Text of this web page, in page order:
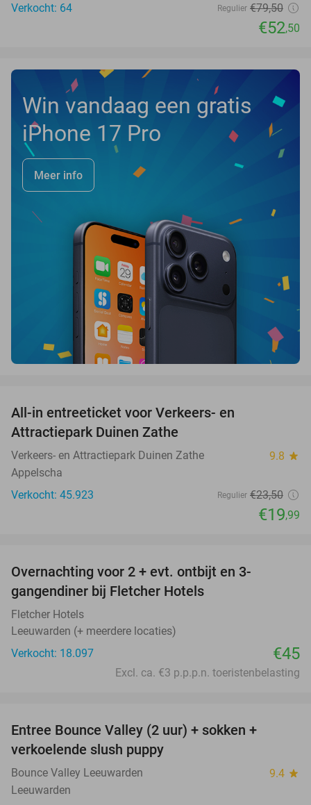
Verkocht: 64 Regulier €79,50
€52,50
Win vandaag een gratis
iPhone 17 Pro
Meer info
All-in entreeticket voor Verkeers- en
Attractiepark Duinen Zathe
Verkeers- en Attractiepark Duinen Zathe 9.8 star
Appelscha
Verkocht: 45.923
Regulier €23,50
€19,99
Overnachting voor 2 + evt. ontbijt en 3-
gangendiner bij Fletcher Hotels
Fletcher Hotels
Leeuwarden (+ meerdere locaties)
Verkocht: 18.097
€45
Excl. ca. €3 p.p.p.n. toeristenbelasting
Entree Bounce Valley (2 uur) + sokken +
verkoelende slush puppy
Bounce Valley Leeuwarden 9.4 star
Leeuwarden